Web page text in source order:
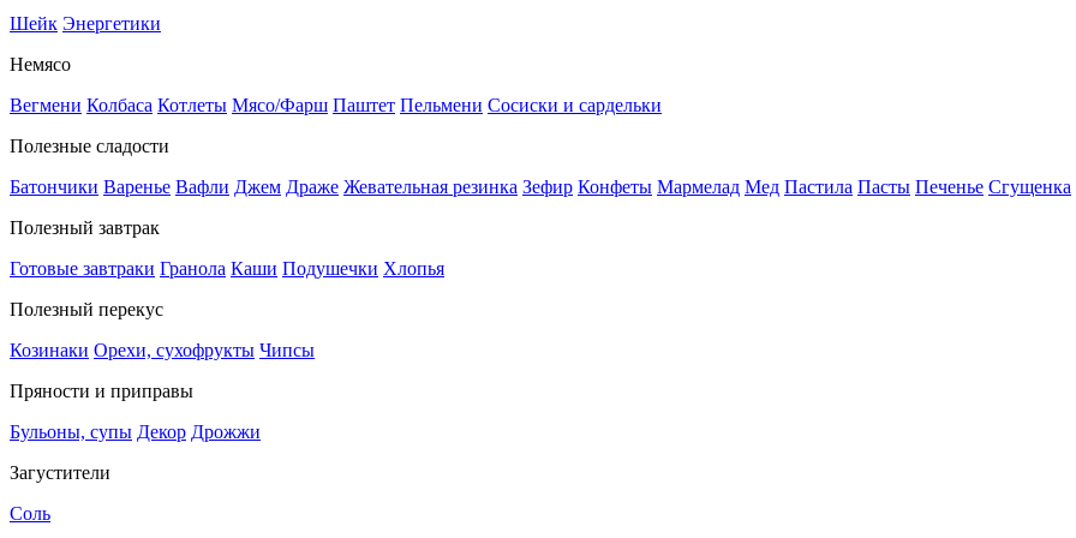
Шейк Энергетики
Немясо
Вегмени Колбаса Котлеты Мясо/Фарш Паштет Пельмени Сосиски и сардельки
Полезные сладости
Батончики Варенье Вафли Джем Драже Жевательная резинка Зефир Конфеты Мармелад Мед Пастила Пасты Печенье Сгущенка
Полезный завтрак
Готовые завтраки Гранола Каши Подушечки Хлопья
Полезный перекус
Козинаки Орехи, сухофрукты Чипсы
Пряности и приправы
Бульоны, супы Декор Дрожжи
Загустители
Соль